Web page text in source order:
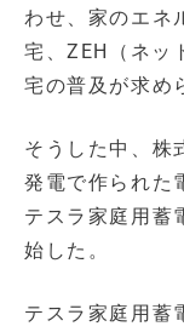
わせ、家のエネ
宅、ZEH（ネッ
宅の普及が求め
そうした中、株
発電で作られた
テスラ家庭用蓄
始した。
テスラ家庭用蓄